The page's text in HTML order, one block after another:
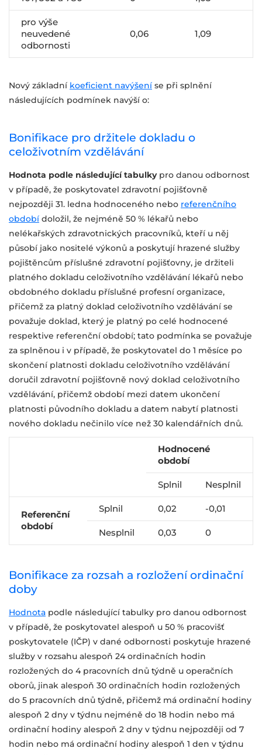
pro výše
neuvedené
odbornosti
0,06 1,09
Nový základní koeficient navýšeníse při splnění
následujících podmínek navýší o:
Bonifikace pro držitele dokladu o
celoživotním vzdělávání
Hodnota podle následující tabulkypro danou odbornost
v případě, že poskytovatel zdravotní pojišťovně
nejpozději 31. ledna hodnoceného nebo referenčního
obdobídoložil, že nejméně 50 % lékařů nebo
nelékařských zdravotnických pracovníků, kteří u něj
působí jako nositelé výkonů a poskytují hrazené služby
pojištěncům příslušné zdravotní pojišťovny, je držiteli
platného dokladu celoživotního vzdělávání lékařů nebo
obdobného dokladu příslušné profesní organizace,
přičemž za platný doklad celoživotního vzdělávání se
považuje doklad, který je platný po celé hodnocené
respektive referenční období; tato podmínka se považuje
za splněnou i v případě, že poskytovatel do 1 měsíce po
skončení platnosti dokladu celoživotního vzdělávání
doručil zdravotní pojišťovně nový doklad celoživotního
vzdělávání, přičemž období mezi datem ukončení
platnosti původního dokladu a datem nabytí platnosti
nového dokladu nečinilo více než 30 kalendářních dnů.
Hodnocené
období
Splnil Nesplnil
Referenční
období
Splnil 0,02 -0,01
Nesplnil 0,03 0
Bonifikace za rozsah a rozložení ordinační
doby
Hodnota podle následující tabulky pro danou odbornost
v případě, že poskytovatel alespoň u 50 % pracovišť
poskytovatele (IČP) v dané odbornosti poskytuje hrazené
služby v rozsahu alespoň 24 ordinačních hodin
rozložených do 4 pracovních dnů týdně u operačních
oborů, jinak alespoň 30 ordinačních hodin rozložených
do 5 pracovních dnů týdně, přičemž má ordinační hodiny
alespoň 2 dny v týdnu nejméně do 18 hodin nebo má
ordinační hodiny alespoň 2 dny v týdnu nejpozději od 7
hodin nebo má ordinační hodiny alespoň 1 den v týdnu